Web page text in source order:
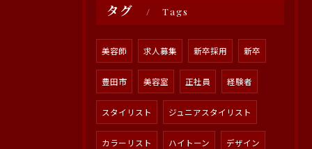
タグ Tags
美容師 求人募集 新卒採用 新卒
豊田市 美容室 正社員 経験者
スタイリスト ジュニアスタイリスト
カラーリスト ハイトーン デザイン